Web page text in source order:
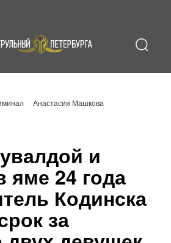
Анастасия Машкова
и
яме 24 года
Кодинска
за